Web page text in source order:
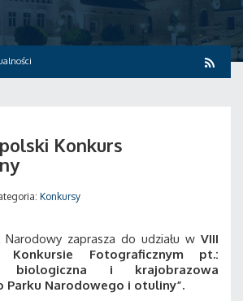
Konkurs
Konkursy
Narodowy zaprasza do udziału w VIII
Konkursie Fotograficznym pt.:
biologiczna i krajobrazowa
Parku Narodowego i otuliny”.